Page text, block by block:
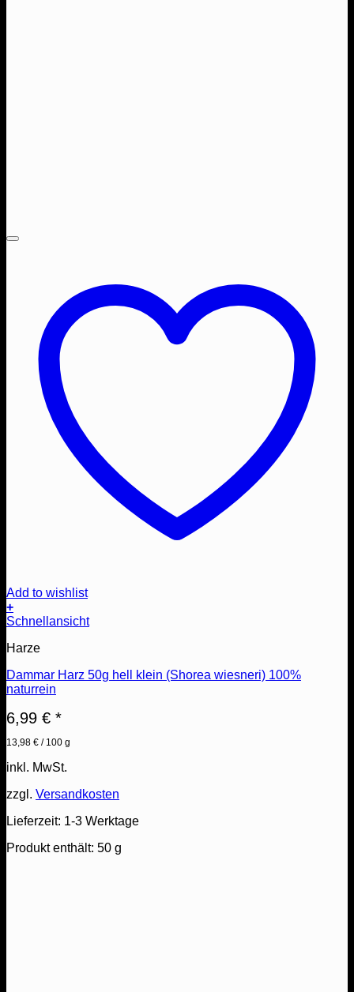
Add to wishlist
+
Schnellansicht
Harze
Dammar Harz 50g hell klein (Shorea wiesneri) 100%
naturrein
6,99 € *
13,98 € / 100 g
inkl. MwSt.
zzgl. Versandkosten
Lieferzeit: 1-3 Werktage
Produkt enthält: 50 g